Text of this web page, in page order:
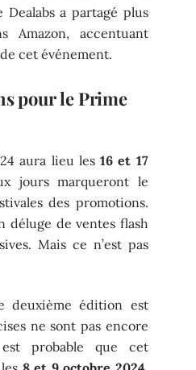
Dealabs a partagé plus
Amazon, accentuant
cet événement.
pour le Prime
aura lieu les16 et 17
jours marqueront le
des promotions.
déluge de ventes flash
Mais ce n’est pas
deuxième édition est
ne sont pas encore
probable que cet